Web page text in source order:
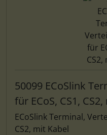
50099 ECoSlink
für ECoS, CS1,
ECoSlink Terminal,
CS2, mit Kabel